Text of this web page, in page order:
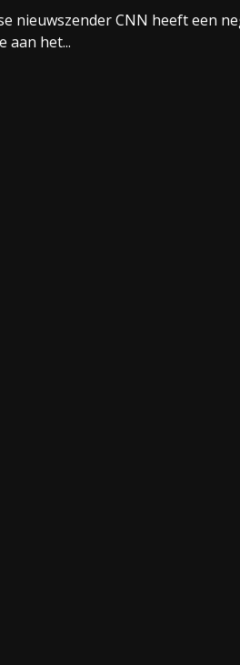
nieuwszender CNN heeft een
aan het...